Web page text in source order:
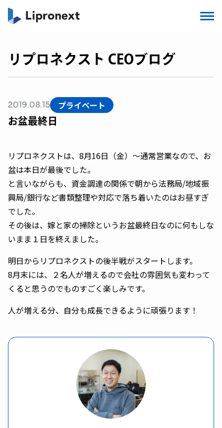
リプロネクスト CEOブログ
2019.08.15 プライベート
お盆最終日
リプロネクストは、8月16日（金）〜通常営業なので、お
盆は本日が最後でした。
と言いながらも、資金調達の関係で朝から法務局/地域振
興局/銀行など書類整理や対応で落ち着いたのはお昼すぎ
でした。
その後は、嫁と家の掃除というお盆最終日なのに何もしな
いまま１日を終えました。
明日からリプロネクストの後半戦がスタートします。
8月末には、２名人が増えるので会社の雰囲気も変わって
くると思うのでものすごく楽しみです。
人が増える分、自分も成長できるように頑張ります！